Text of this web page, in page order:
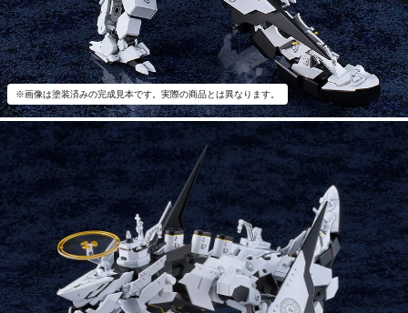
※画像は塗装済みの完成見本です。実際の商品とは異なります。